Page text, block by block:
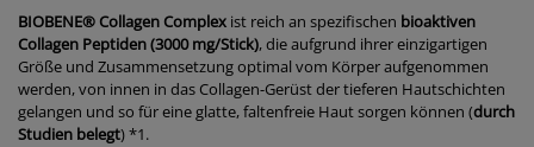
BIOBENE® Collagen Complex ist reich an spezifischen bioaktiven
Collagen Peptiden (3000 mg/Stick), die aufgrund ihrer einzigartigen
Größe und Zusammensetzung optimal vom Körper aufgenommen
werden, von innen in das Collagen-Gerüst der tieferen Hautschichten
gelangen und so für eine glatte, faltenfreie Haut sorgen können (durch
Studien belegt)*1.